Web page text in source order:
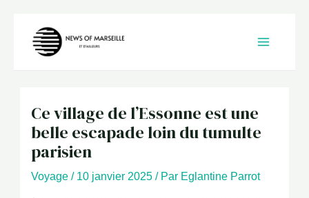
contenu
Ce village de l’Essonne est une
belle escapade loin du tumulte
parisien
Voyage/ 10 janvier 2025 / Par Eglantine Parrot